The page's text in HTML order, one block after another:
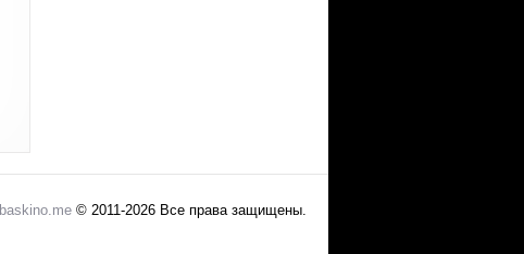
baskino.me © 2011-2026 Все права защищены.